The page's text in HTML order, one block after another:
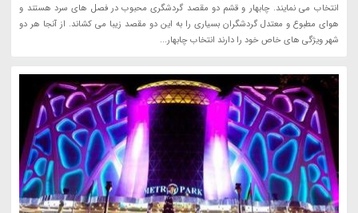
انتخاب می نمایند. چابهار و قشم دو مقصد گردشگری محبوب در فصل های سرد هستند و
هوای مطبوع و معتدل گردشگران بسیاری را به این دو مقصد زیبا می کشاند. از آنجا هر دو
شهر ویژگی های خاص خود را دارند انتخاب چابهار...